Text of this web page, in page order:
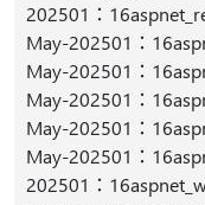
202501：
May-202501：
May-202501：
May-202501：
May-202501：
May-202501：
202501：